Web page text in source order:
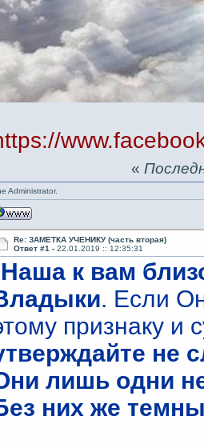
«
Administrator.
Re: ЗАМЕТКА УЧЕНИКУ (часть вторая)
Ответ #1 -22.01.2019 :: 12:35:31
Наша к вам
. Если
признаку и
не
лишь одни
них же